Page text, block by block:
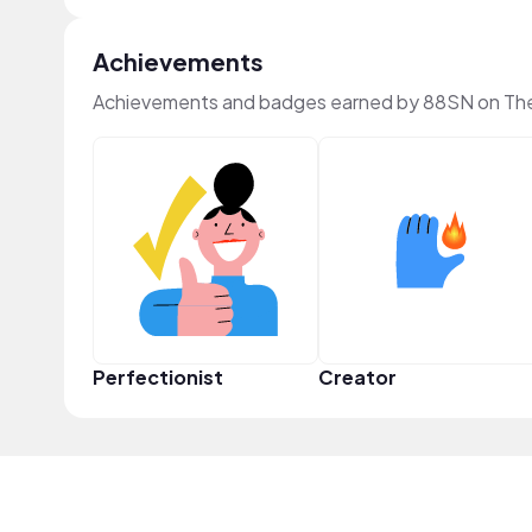
Achievements
Achievements and badges earned by 88SN on
Perfectionist Creator